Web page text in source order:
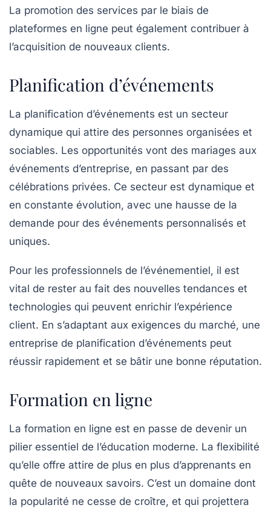
La promotion des services par le biais de
plateformes en ligne peut également contribuer à
l’acquisition de nouveaux clients.
Planification d’événements
La planification d’événements est un secteur
dynamique qui attire des personnes organisées et
sociables. Les opportunités vont des mariages aux
événements d’entreprise, en passant par des
célébrations privées. Ce secteur est dynamique et
en constante évolution, avec une hausse de la
demande pour des événements personnalisés et
uniques.
Pour les professionnels de l’événementiel, il est
vital de rester au fait des nouvelles tendances et
technologies qui peuvent enrichir l’expérience
client. En s’adaptant aux exigences du marché, une
entreprise de planification d’événements peut
réussir rapidement et se bâtir une bonne réputation.
Formation en ligne
La formation en ligne est en passe de devenir un
pilier essentiel de l’éducation moderne. La flexibilité
qu’elle offre attire de plus en plus d’apprenants en
quête de nouveaux savoirs. C’est un domaine dont
la popularité ne cesse de croître, et qui projettera